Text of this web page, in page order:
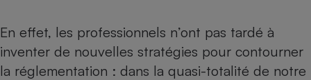
En effet, les professionnels n’ont pas tardé à
inventer de nouvelles stratégies pour contourner
la réglementation : dans la quasi-totalité de notre